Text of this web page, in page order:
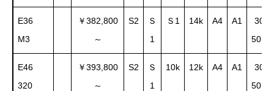
E36
M3
￥382,800
～
S2
Ｓ
1
Ｓ1 14k A4 A1
30～
E46
320
￥393,800
～
S2
Ｓ
1
10k 12k A4 A1
30～